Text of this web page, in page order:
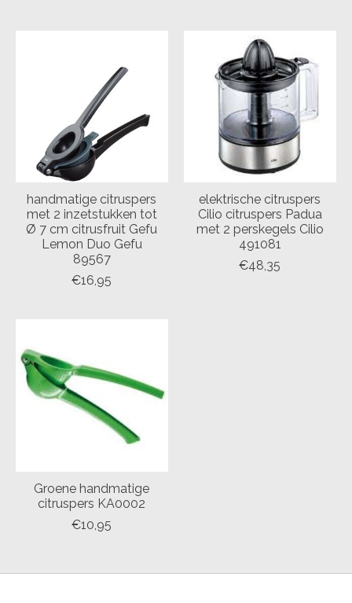
handmatige citruspers
met 2 inzetstukken tot
Ø 7 cm citrusfruit Gefu
Lemon Duo Gefu
89567
€16,95
elektrische citruspers
Cilio citruspers Padua
met 2 perskegels Cilio
491081
€48,35
Groene handmatige
citruspers KA0002
€10,95